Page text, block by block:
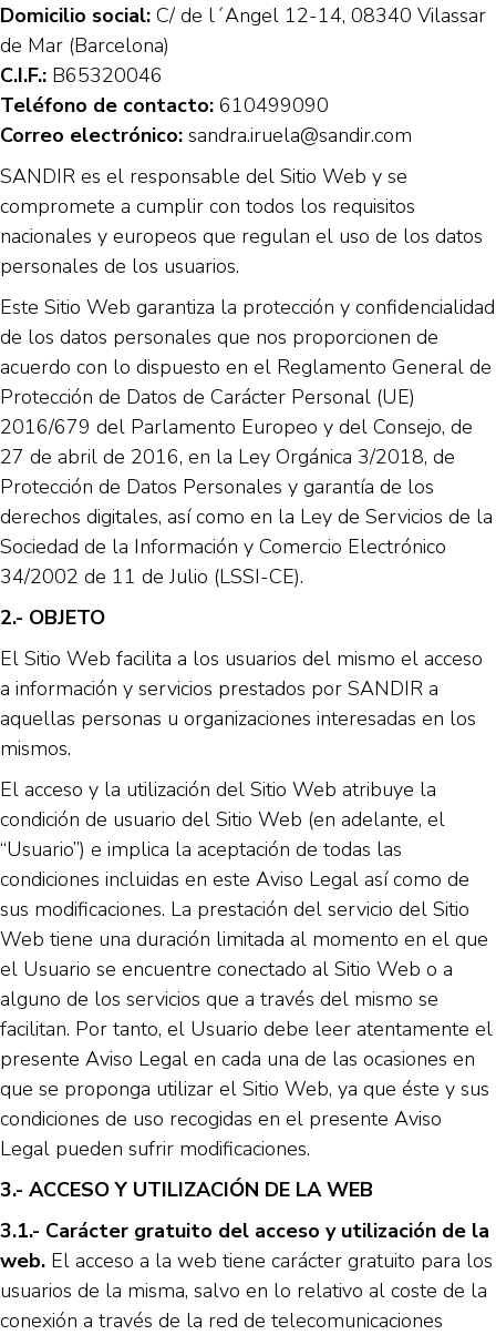
Domicilio social: C/ de l´Angel 12-14, 08340 Vilassar
de Mar (Barcelona)
C.I.F.: B65320046
Teléfono de contacto: 610499090
Correo electrónico: sandra.iruela@sandir.com
SANDIR es el responsable del Sitio Web y se
compromete a cumplir con todos los requisitos
nacionales y europeos que regulan el uso de los datos
personales de los usuarios.
Este Sitio Web garantiza la protección y confidencialidad
de los datos personales que nos proporcionen de
acuerdo con lo dispuesto en el Reglamento General de
Protección de Datos de Carácter Personal (UE)
2016/679 del Parlamento Europeo y del Consejo, de
27 de abril de 2016, en la Ley Orgánica 3/2018, de
Protección de Datos Personales y garantía de los
derechos digitales, así como en la Ley de Servicios de la
Sociedad de la Información y Comercio Electrónico
34/2002 de 11 de Julio (LSSI-CE).
2.- OBJETO
El Sitio Web facilita a los usuarios del mismo el acceso
a información y servicios prestados por SANDIR a
aquellas personas u organizaciones interesadas en los
mismos.
El acceso y la utilización del Sitio Web atribuye la
condición de usuario del Sitio Web (en adelante, el
“Usuario”) e implica la aceptación de todas las
condiciones incluidas en este Aviso Legal así como de
sus modificaciones. La prestación del servicio del Sitio
Web tiene una duración limitada al momento en el que
el Usuario se encuentre conectado al Sitio Web o a
alguno de los servicios que a través del mismo se
facilitan. Por tanto, el Usuario debe leer atentamente el
presente Aviso Legal en cada una de las ocasiones en
que se proponga utilizar el Sitio Web, ya que éste y sus
condiciones de uso recogidas en el presente Aviso
Legal pueden sufrir modificaciones.
3.- ACCESO Y UTILIZACIÓN DE LA WEB
3.1.- Carácter gratuito del acceso y utilización de la
web. El acceso a la web tiene carácter gratuito para los
usuarios de la misma, salvo en lo relativo al coste de la
conexión a través de la red de telecomunicaciones